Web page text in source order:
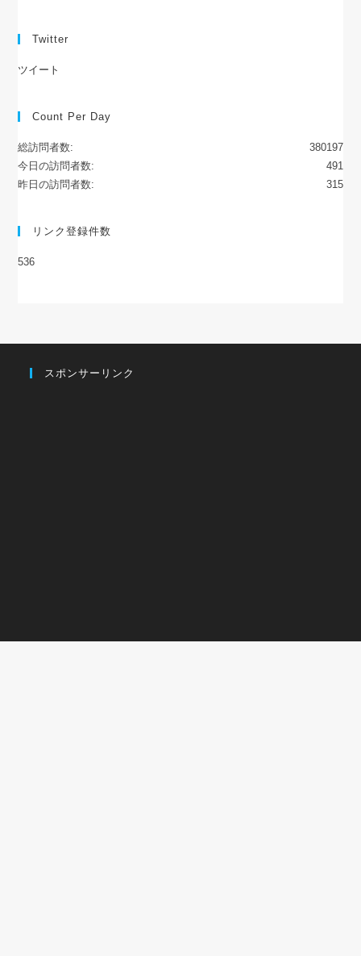
Twitter
ツイート
Count Per Day
380197
総訪問者数:
491
今日の訪問者数:
315
昨日の訪問者数:
リンク登録件数
536
スポンサーリンク